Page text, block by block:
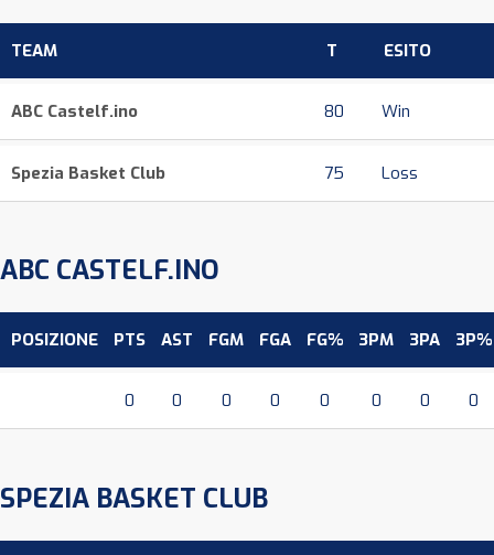
TEAM T ESITO
ABC Castelf.ino 80 Win
Spezia Basket Club 75 Loss
ABC CASTELF.INO
POSIZIONE PTS AST FGM FGA FG% 3PM 3PA 3P%
0 0 0 0 0 0 0 0
SPEZIA BASKET CLUB